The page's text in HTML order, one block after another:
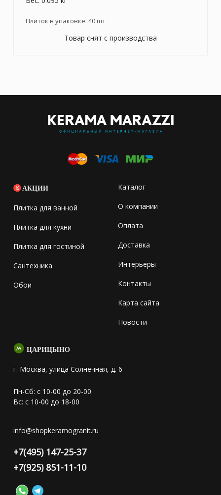
Плиток в упаковке: 40шт
Товар снят с производства
АКЦИИ
Плитка для ванной
Плитка для кухни
Плитка для гостиной
Сантехника
Обои
Каталог
О компании
Оплата
Доставка
Интерьеры
Контакты
Карта сайта
Новости
ЦАРИЦЫНО
г. Москва, улица Солнечная, д. 6
Пн-Сб: с 10-00 до 20-00
Вс: с 10-00 до 18-00
info@shopkeramogranit.ru
+7(495) 147-25-37
+7(925) 851-11-10